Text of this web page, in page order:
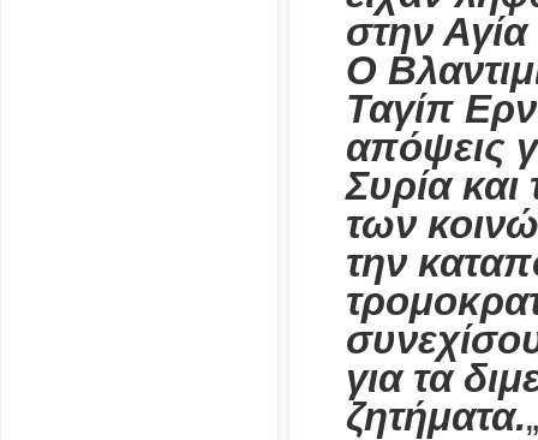
στην
Ο
Ταγίπ
απόψεις
Συρία και
των
την
για τα
ζητήματα.„